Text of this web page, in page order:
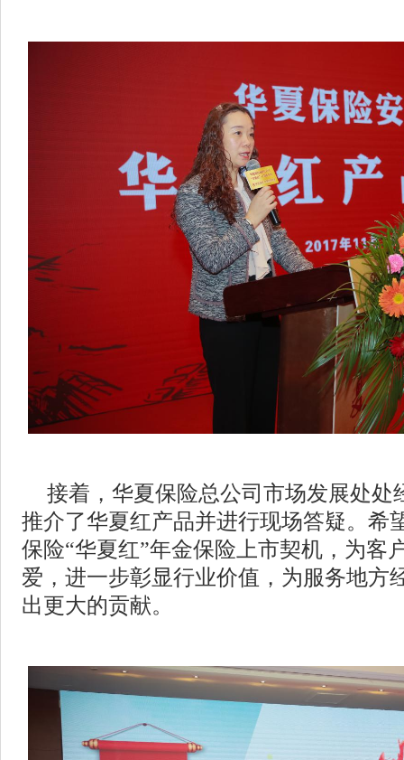
接着，华夏保险总公司市场发展处处
推介了华夏红产品并进行现场答疑。希
保险“华夏红”年金保险上市契机，为客
爱，进一步彰显行业价值，为服务地方
出更大的贡献。